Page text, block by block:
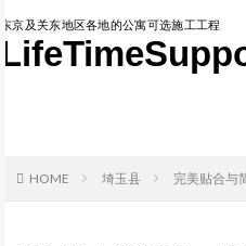
东京及关东地区各地的公寓可选施工工程
HOME 埼玉县 完美贴合与